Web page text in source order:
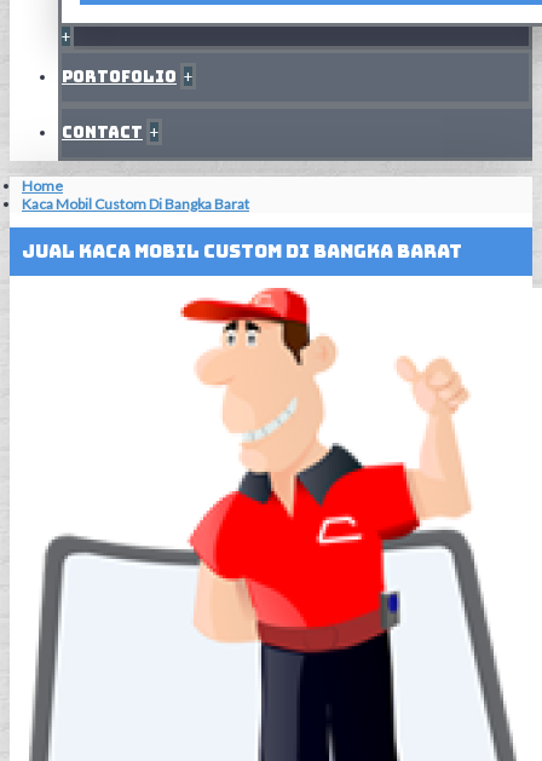
+
Portofolio +
Contact +
Home
Kaca Mobil Custom Di Bangka Barat
Jual Kaca Mobil Custom Di Bangka Barat